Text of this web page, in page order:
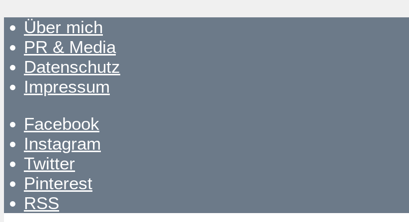
Über mich
PR & Media
Datenschutz
Impressum
Facebook
Instagram
Twitter
Pinterest
RSS